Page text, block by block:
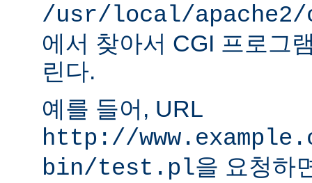
/usr/local/
에서 찾아서 CGI 프로그
린다.
예를 들어, URL
http://
bin/test.pl을 요청하